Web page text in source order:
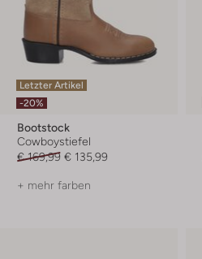
Letzter Artikel
-20%
Bootstock
Cowboystiefel
€ 169,99 € 135,99
+ mehr farben